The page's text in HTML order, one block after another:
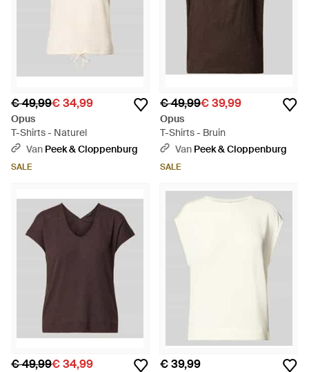
€ 49,99€ 34,99
Opus
T-Shirts - Naturel
Van Peek & Cloppenburg
SALE
€ 49,99€ 39,99
Opus
T-Shirts - Bruin
Van Peek & Cloppenburg
SALE
€ 49,99€ 34,99 € 39,99